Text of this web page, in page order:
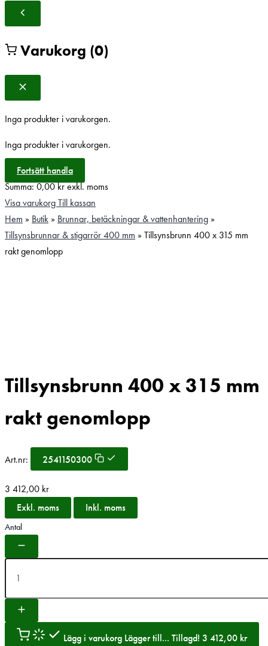
Varukorg (0)
Inga produkter i varukorgen.
Inga produkter i varukorgen.
Fortsätt handla
Summa:0,00krexkl. moms
Visa varukorgTill kassan
Hem » Butik » Brunnar, betäckningar & vattenhantering »
Tillsynsbrunnar & stigarrör 400 mm » Tillsynsbrunn 400 x 315 mm
rakt genomlopp
Tillsynsbrunn 400 x 315 mm
rakt genomlopp
Art.nr: 2541150300
3 412,00 kr
Exkl. moms
Inkl. moms
Antal
Lägg i varukorg Lägger till... Tillagd! 3 412,00 kr